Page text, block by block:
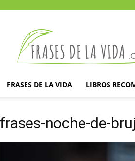
la
vida
FRASES DE LA VIDA LIBROS
frases-noche-de-